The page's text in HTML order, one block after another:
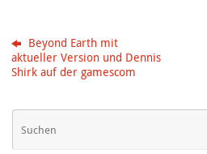
Beyond Earth mit
aktueller Version und Dennis
Shirk auf der gamescom